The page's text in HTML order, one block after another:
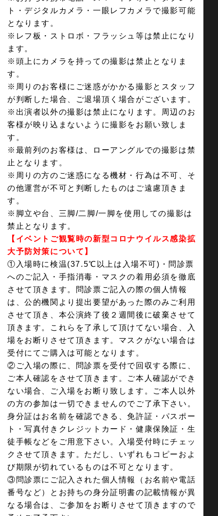
ト・デジタルカメラ・一眼レフカメラで撮影可能
となります。
※レフ板・ストロボ・フラッシュ等は禁止になり
ます。
※頭上にカメラを持っての撮影は禁止となりま
す。
※周りのお客様にご迷惑がかかる撮影とスタッフ
が判断した場合、ご退場頂く場合がございます。
※出演者以外の撮影は禁止になります。周辺のお
客様が映り込まないように撮影をお願い致しま
す。
※最前列のお客様は、ローアングルでの撮影は禁
止となります。
※周りの方のご迷惑になる機材・行為は不可、そ
の他運営が不可と判断したものはご遠慮頂きま
す。
※脚立や台、三脚/二脚/一脚を使用しての撮影は
禁止となります。
【イベントご観覧時の新型コロナウイルス感染拡
大予防対策について】
①入場時に検温(37.5℃以上は入場不可)・問診票
へのご記入・手指消毒・マスクの着用必須を徹底
させて頂きます。問診票ご記入の際の個人情報
は、公的機関より提出要望があった際のみご利用
させて頂き、本公演終了後２週間後に破棄させて
頂きます。これらを了承して頂けてない場合、入
場をお断りさせて頂きます。マスクがない場合は
受付にてご購入は可能となります。
②ご入場の際に、問診票を受付で回収する際に、
ご本人確認をさせて頂きます。ご本人確認ができ
ない場合、ご入場をお断り致します。ご本人以外
の方の参加は一切できませんのでご了承下さい。
身分証はお名前を確認できる、免許証・パスポー
ト・写真付きクレジットカード・健康保険証・生
徒手帳などをご用意下さい。入場受付時にチェッ
クさせて頂きます。ただし、いずれもコピーおよ
び期限が切れているものは不可となります。
③問診票にご記入された個人情報（お名前や電話
番号など）とお持ちの身分証明書の記載情報が異
なる場合は、ご参加をお断りさせて頂きますので